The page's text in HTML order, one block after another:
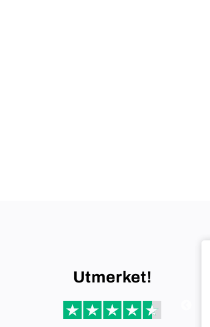
Utmerket!
Jeg hadde bestilt pakken min i forrige
uke, og samme kveld fikk jeg en e-post